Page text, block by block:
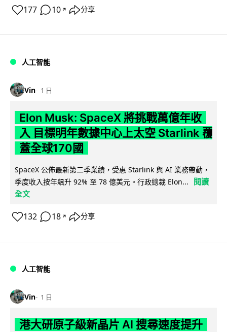
177 10 ↗ 分享
人工智能
Vin 1 日
Elon Musk: SpaceX 將挑戰萬億年收
入 目標明年數據中心上太空 Starlink 覆
蓋全球170國
SpaceX 公佈最新第二季業績，受惠 Starlink 與 AI 業務帶動，
季度收入按年飆升 92% 至 78 億美元。行政總裁 Elon...
閱讀
全文
132 18 ↗ 分享
人工智能
Vin 1 日
港大研原子級新晶片 AI 搜尋速度提升